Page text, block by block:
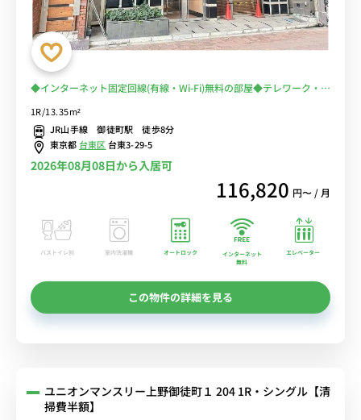
◆インターネット固定回線(有線・Wi-Fi)無料の部屋◆テレワーク・在
竹商店街＆多慶屋で楽しいお買い物出来ます！
1R/13.35m²
JR山手線 御徒町駅 徒歩8分
東京都台東区台東3-29-5
2026年08月08日から入居可
116,820 円〜 / 月
バストイレ別 室内洗濯機 オートロック
インターネット
無料
エレベーター
この物件の詳細を見る
ユニオンマンスリー上野御徒町１ 204 1R・シングル【清
掃費半額】